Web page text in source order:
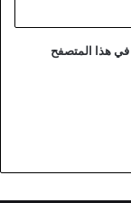
في هذا المتصفح